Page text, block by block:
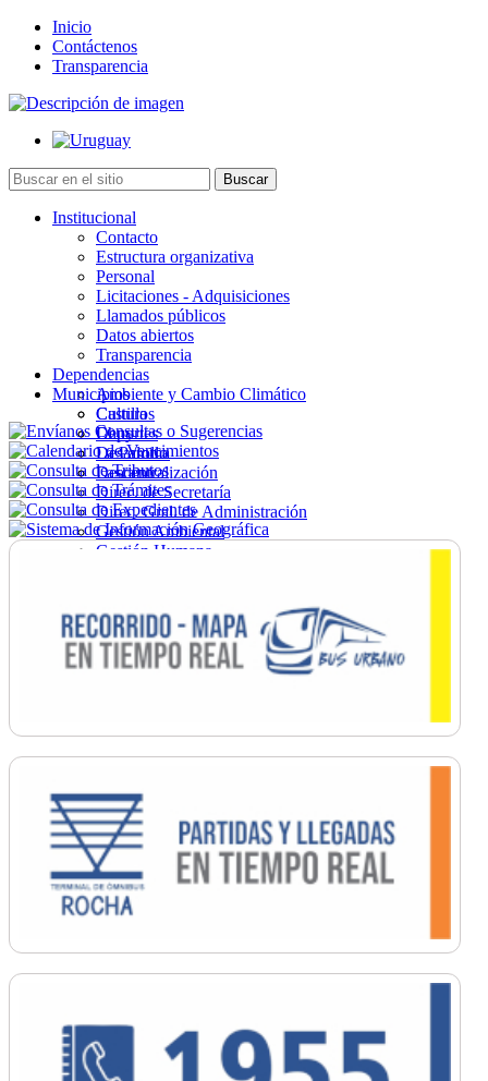
Inicio
Contáctenos
Transparencia
Institucional
Contacto
Estructura organizativa
Personal
Licitaciones - Adquisiciones
Llamados públicos
Datos abiertos
Transparencia
Dependencias
Ambiente y Cambio Climático
Cultura
Deportes
Desarrollo
Descentralización
Direc. de Secretaría
Direc. Gral. de Administración
Gestión Ambiental
Gestión Humana
Ordenamiento
Promoción Social
Salud
Secretaría General
Municipios
Castillos
Chuy
La Paloma
Lascano